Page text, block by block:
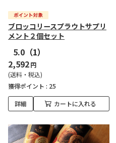
ブロッコリースプラウトサプリ
メント２個セット
5.0 （1）
2,592円
(送料・税込)
獲得ポイント : 25
詳細 カートに入れる